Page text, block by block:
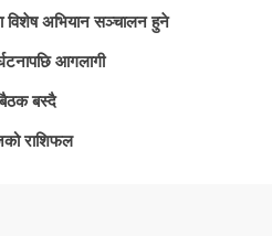
विशेष अभियान सञ्चालन हुने
आगलागी
बस्दै
राशिफल